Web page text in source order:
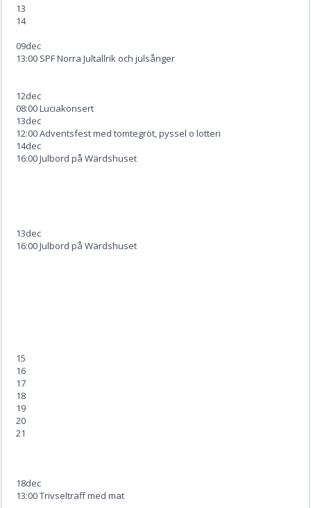
13
14
09dec
13:00 SPF Norra Jultallrik och julsånger
12dec
08:00 Luciakonsert
13dec
12:00 Adventsfest med tomtegröt, pyssel o lotteri
14dec
16:00 Julbord på Wärdshuset
13dec
16:00 Julbord på Wärdshuset
15
16
17
18
19
20
21
18dec
13:00 Trivselträff med mat